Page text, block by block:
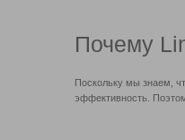
Почему
Поскольку мы знаем,
эффективность.